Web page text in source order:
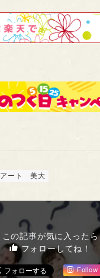
アート 美大
この記事が気に入ったら
フォローしてね！
Follow